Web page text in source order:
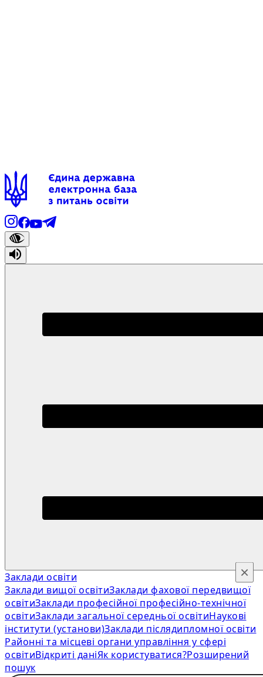
Заклади освіти
Заклади вищої освітиЗаклади фахової передвищої
освітиЗаклади професійної професійно-технічної
освітиЗаклади загальної середньої освітиНаукові
інститути (установи)Заклади післядипломної освіти
Районні та місцеві органи управління у сфері
освітиВідкриті даніЯк користуватися?Розширений
пошук
×